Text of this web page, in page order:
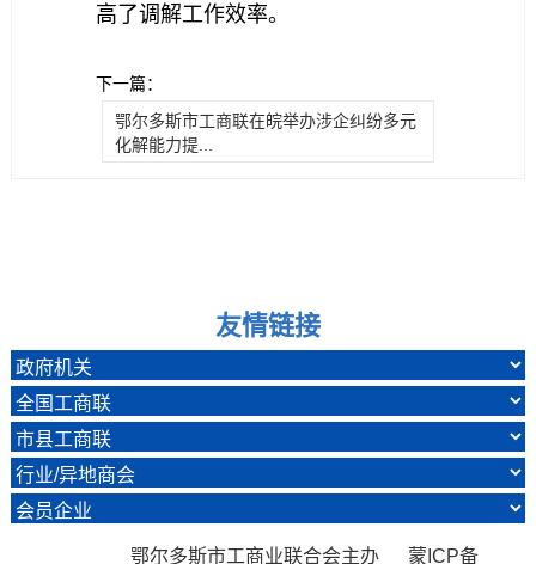
高了调解工作效率。
下一篇：
鄂尔多斯市工商联在皖举办涉企纠纷多元
化解能力提...
友情链接
鄂尔多斯市工商业联合会主办 蒙ICP备